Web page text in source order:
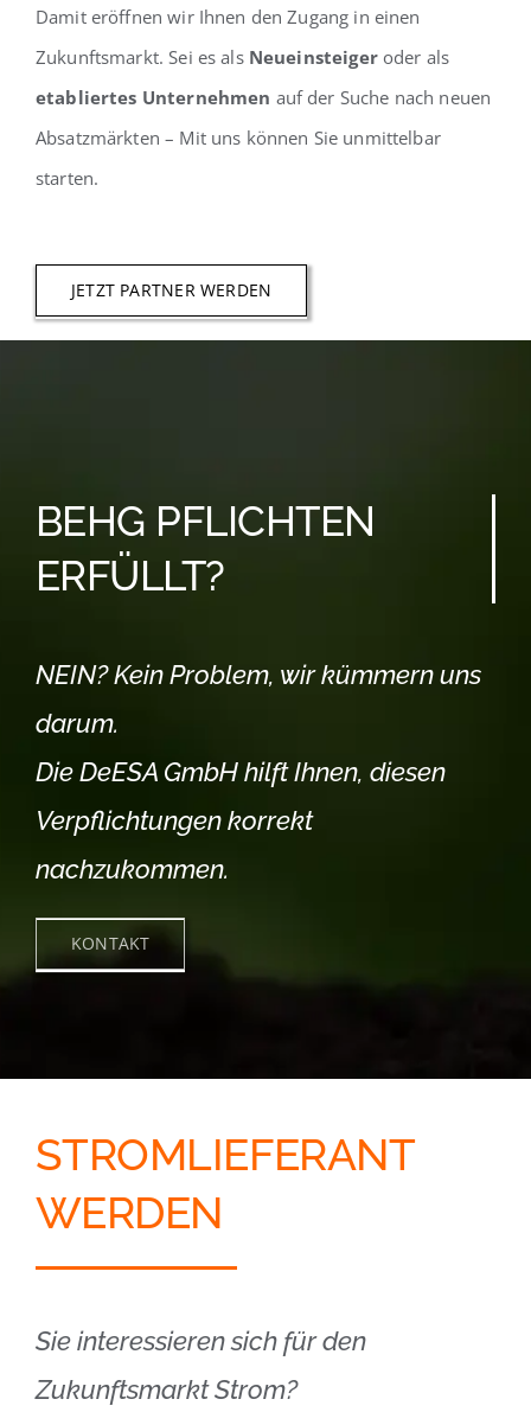
Damit eröffnen wir Ihnen den Zugang in einen
Zukunftsmarkt. Sei es als Neueinsteigeroder als
etabliertes Unternehmen auf der Suche nach neuen
Absatzmärkten – Mit uns können Sie unmittelbar
starten.
JETZT PARTNER WERDEN
BEHG PFLICHTEN
ERFÜLLT?
NEIN? Kein Problem, wir kümmern uns
darum.
Die DeESA GmbH hilft Ihnen, diesen
Verpflichtungen korrekt
nachzukommen.
KONTAKT
STROMLIEFERANT
WERDEN
Sie interessieren sich für den
Zukunftsmarkt Strom?